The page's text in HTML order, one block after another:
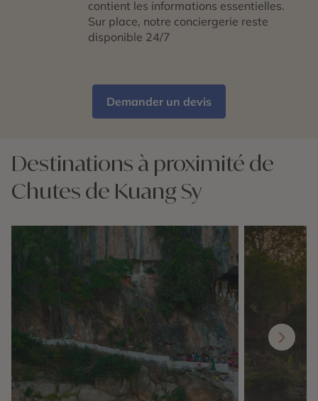
contient les informations essentielles.
Sur place, notre conciergerie reste
disponible 24/7
Demander un devis
Destinations à proximité de
Chutes de Kuang Sy